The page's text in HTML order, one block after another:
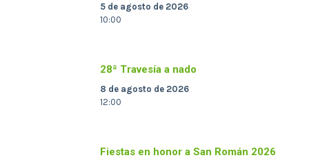
5 de agosto de 2026
10:00
28ª Travesía a nado
8 de agosto de 2026
12:00
Fiestas en honor a San Román 2026